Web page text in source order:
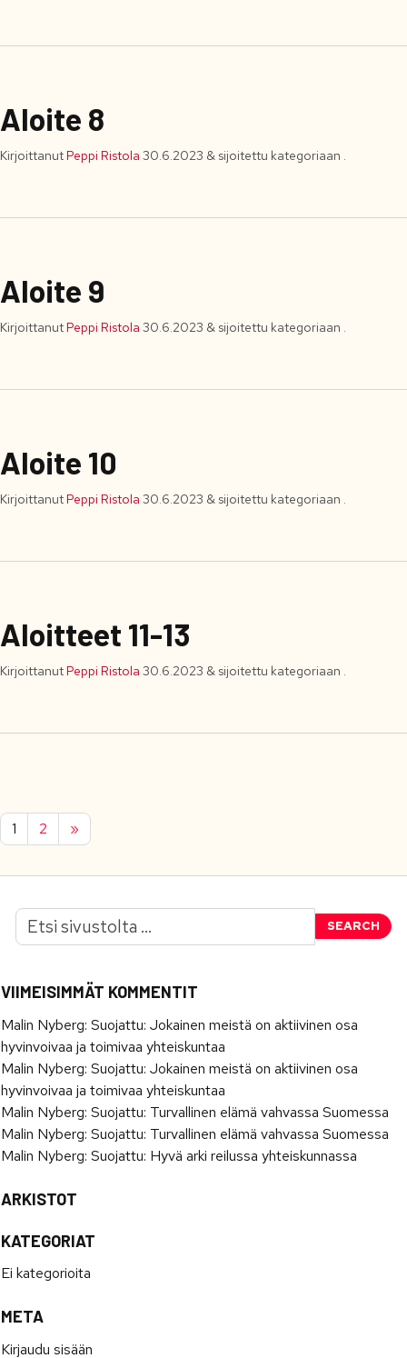
Aloite 8
KirjoittanutPeppi Ristola 30.6.2023 & sijoitettu kategoriaan .
Aloite 9
KirjoittanutPeppi Ristola 30.6.2023 & sijoitettu kategoriaan .
Aloite 10
KirjoittanutPeppi Ristola 30.6.2023 & sijoitettu kategoriaan .
Aloitteet 11-13
KirjoittanutPeppi Ristola 30.6.2023 & sijoitettu kategoriaan .
1 2 »
SEARCH
VIIMEISIMMÄT KOMMENTIT
Malin Nyberg: Suojattu: Jokainen meistä on aktiivinen osa
hyvinvoivaa ja toimivaa yhteiskuntaa
Malin Nyberg: Suojattu: Jokainen meistä on aktiivinen osa
hyvinvoivaa ja toimivaa yhteiskuntaa
Malin Nyberg: Suojattu: Turvallinen elämä vahvassa Suomessa
Malin Nyberg: Suojattu: Turvallinen elämä vahvassa Suomessa
Malin Nyberg: Suojattu: Hyvä arki reilussa yhteiskunnassa
ARKISTOT
KATEGORIAT
Ei kategorioita
META
Kirjaudu sisään